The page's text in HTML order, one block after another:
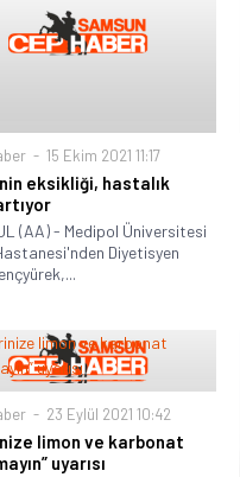
15 Ekim 2021 11:17
eksikliği, hastalık
(AA) - Medipol Üniversitesi
Diyetisyen
23 Eylül 2021 10:42
limon ve karbonat
uyarısı